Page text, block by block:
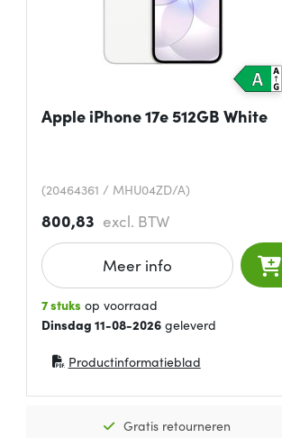
Apple iPhone 17e 512GB White
(20464361 / MHU04ZD/A)
800,83 excl. BTW
Meer info
7 stuks op voorraad
Dinsdag 11-08-2026geleverd
Productinformatieblad
(opent in nieuw venster)
Gratis retourneren